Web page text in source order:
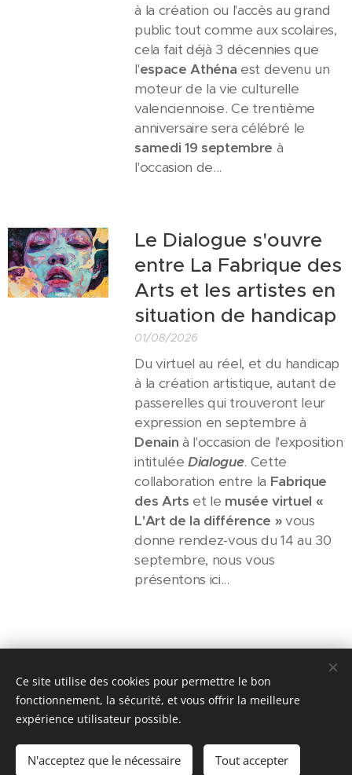
à la création ou l'accès au grand
public tout comme aux scolaires,
cela fait déjà 3 décennies que
l'espace Athéna est devenu un
moteur de la vie culturelle
valenciennoise. Ce trentième
anniversaire sera célébré le
samedi 19 septembre à
l'occasion de...
Le Dialogue s'ouvre
entre La Fabrique des
Arts et les artistes en
situation de handicap
01/08/2026
Du virtuel au réel, et du handicap
à la création artistique, autant de
passerelles qui trouveront leur
expression en septembre à
Denain à l'occasion de l'exposition
intitulée Dialogue. Cette
collaboration entre la Fabrique
des Arts et le musée virtuel «
L'Art de la différence »vous
donne rendez-vous du 14 au 30
septembre, nous vous
présentons ici...
Share
Optimisé par Webnode
Ce site utilise des cookies pour permettre le bon
fonctionnement, la sécurité, et vous offrir la meilleure
expérience utilisateur possible.
N'acceptez que le nécessaire Tout accepter